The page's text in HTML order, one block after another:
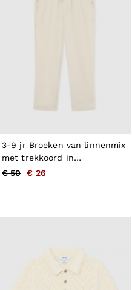
3-9 jr Broeken van linnenmix
met trekkoord in
kiezelkleurig
€ 50 € 26